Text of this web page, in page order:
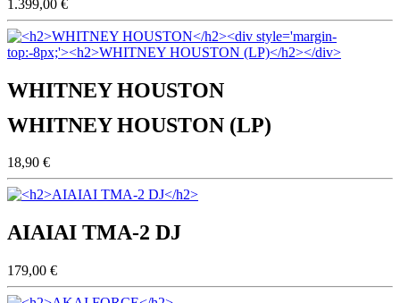
1.399,00 €
WHITNEY HOUSTON
WHITNEY HOUSTON (LP)
18,90 €
AIAIAI TMA-2 DJ
179,00 €